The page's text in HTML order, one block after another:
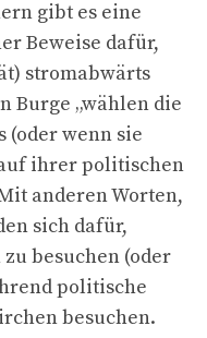
gibt es eine
Beweise dafür,
stromabwärts
Burge „wählen die
(oder wenn sie
ihrer politischen
anderen Worten,
sich dafür,
besuchen (oder
politische
besuchen.